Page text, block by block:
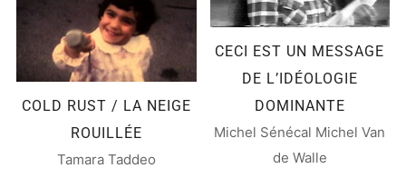
CECI EST UN MESSAGE
DE L’IDÉOLOGIE
DOMINANTE
Michel Sénécal Michel Van
de Walle
COLD RUST / LA NEIGE
ROUILLÉE
Tamara Taddeo